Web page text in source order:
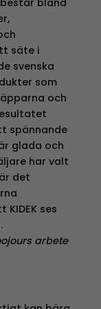
säte i
svenska
som
och
spännande
glada och
har valt
det
ses
arbete